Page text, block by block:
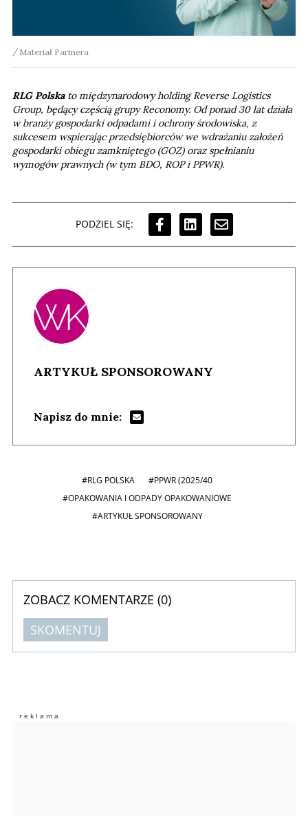
Materiał Partnera
RLG Polska to międzynarodowy holding Reverse Logistics
Group, będący częścią grupy Reconomy. Od ponad 30 lat działa
w branży gospodarki odpadami i ochrony środowiska, z
sukcesem wspierając przedsiębiorców we wdrażaniu założeń
gospodarki obiegu zamkniętego (GOZ) oraz spełnianiu
wymogów prawnych (w tym BDO, ROP i PPWR).
PODZIEL SIĘ:
ARTYKUŁ SPONSOROWANY
Napisz do mnie:
#RLG POLSKA
#PPWR (2025/40
#OPAKOWANIA I ODPADY OPAKOWANIOWE
#ARTYKUŁ SPONSOROWANY
ZOBACZ KOMENTARZE (0)
SKOMENTUJ
Imię (Wymagane)